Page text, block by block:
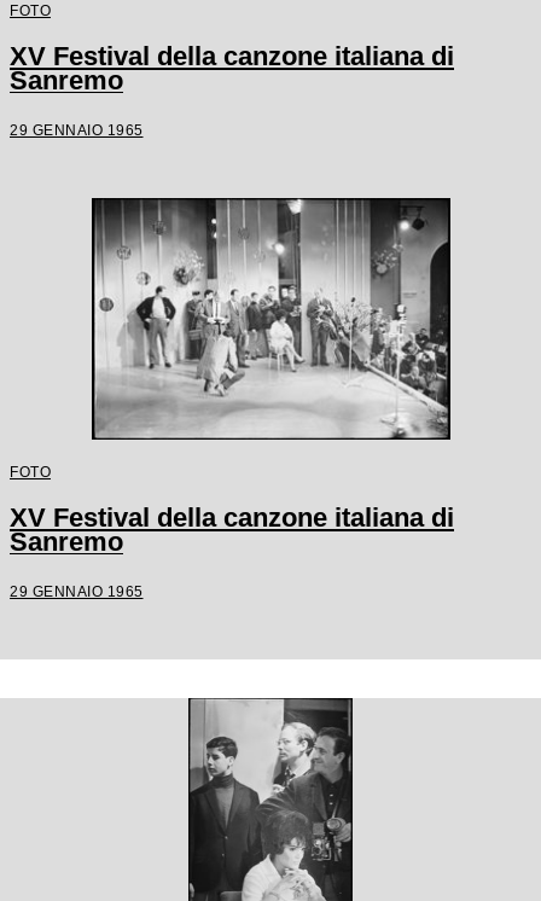
FOTO
XV Festival della canzone italiana di
Sanremo
29 GENNAIO 1965
FOTO
XV Festival della canzone italiana di
Sanremo
29 GENNAIO 1965